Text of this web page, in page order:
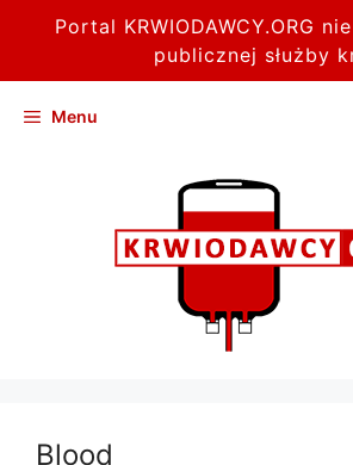
Portal KRWIODAWCY.ORG
publicznej służby
Menu
Blood